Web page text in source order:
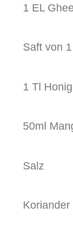
1 EL
Saft von
1 Tl Honig
50ml
Salz